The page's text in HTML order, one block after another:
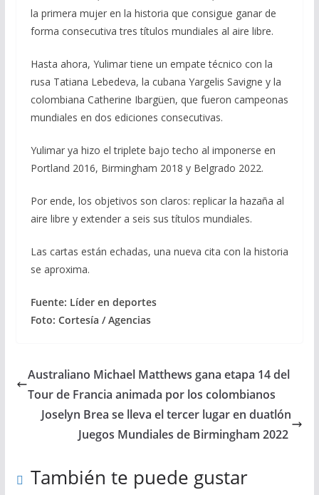
la primera mujer en la historia que consigue ganar de
forma consecutiva tres títulos mundiales al aire libre.
Hasta ahora, Yulimar tiene un empate técnico con la
rusa Tatiana Lebedeva, la cubana Yargelis Savigne y la
colombiana Catherine Ibargüen, que fueron campeonas
mundiales en dos ediciones consecutivas.
Yulimar ya hizo el triplete bajo techo al imponerse en
Portland 2016, Birmingham 2018 y Belgrado 2022.
Por ende, los objetivos son claros: replicar la hazaña al
aire libre y extender a seis sus títulos mundiales.
Las cartas están echadas, una nueva cita con la historia
se aproxima.
Fuente: Líder en deportes
Foto: Cortesía / Agencias
Australiano Michael Matthews gana etapa 14 del
Tour de Francia animada por los colombianos
Joselyn Brea se lleva el tercer lugar en duatlón
Juegos Mundiales de Birmingham 2022
También te puede gustar